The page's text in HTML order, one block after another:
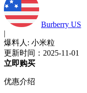
Burberry US
|
爆料人: 小米粒
更新时间：2025-11-01
立即购买
优惠介绍